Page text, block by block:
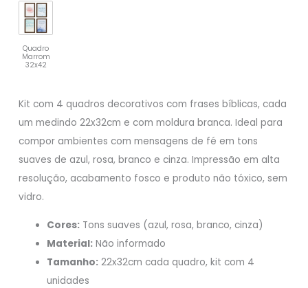
Quadro
Marrom
32x42
Kit com 4 quadros decorativos com frases bíblicas, cada
um medindo 22x32cm e com moldura branca. Ideal para
compor ambientes com mensagens de fé em tons
suaves de azul, rosa, branco e cinza. Impressão em alta
resolução, acabamento fosco e produto não tóxico, sem
vidro.
Cores: Tons suaves (azul, rosa, branco, cinza)
Material: Não informado
Tamanho: 22x32cm cada quadro, kit com 4
unidades